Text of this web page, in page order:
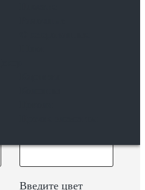
ореха
Введите цвет